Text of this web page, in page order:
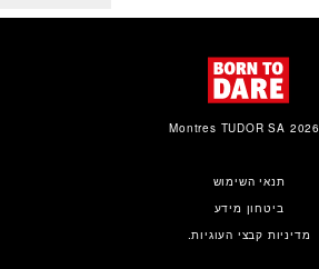
תנאי השימוש
ביטחון מידע
מדיניות קבצי העוגיות.